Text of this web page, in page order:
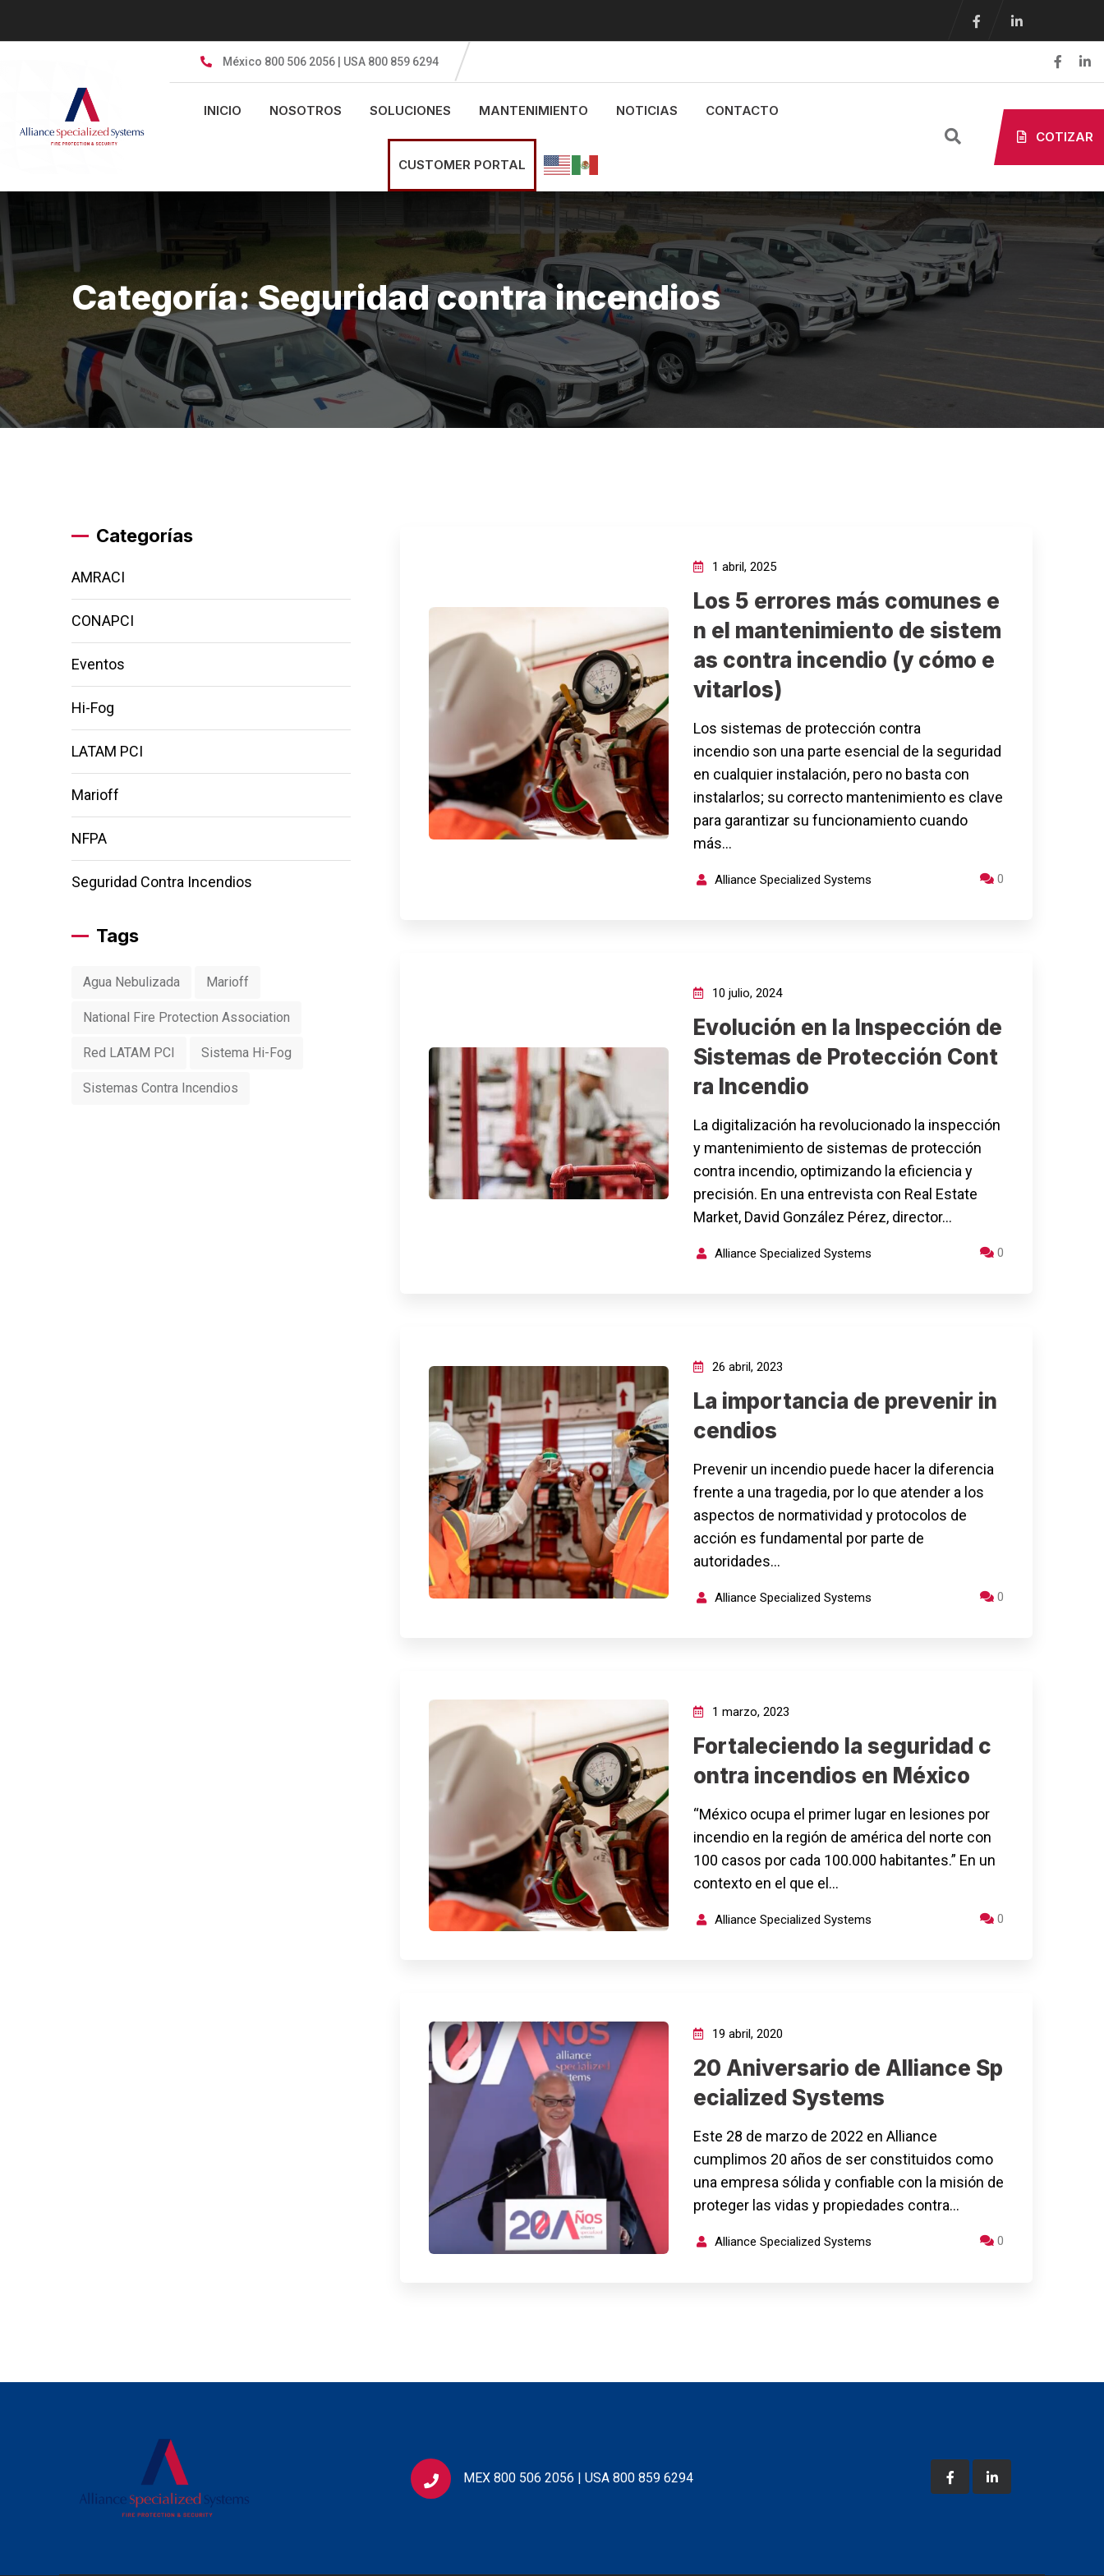
México 800 506 2056 | USA 800 859 6294
INICIO NOSOTROS SOLUCIONES MANTENIMIENTO NOTICIAS CONTACTO
CUSTOMER PORTAL
COTIZAR
Categoría:Seguridad contra incendios
Categorías
AMRACI
CONAPCI
Eventos
Hi-Fog
LATAM PCI
Marioff
NFPA
Seguridad Contra Incendios
Tags
Agua Nebulizada Marioff
National Fire Protection Association
Red LATAM PCI Sistema Hi-Fog
Sistemas Contra Incendios
1 abril, 2025
Los 5 errores más comunes e
n el mantenimiento de sistem
as contra incendio (y cómo e
vitarlos)
Los sistemas de protección contra
incendio son una parte esencial de la seguridad
en cualquier instalación, pero no basta con
instalarlos; su correcto mantenimiento es clave
para garantizar su funcionamiento cuando
más…
Alliance Specialized Systems 0
10 julio, 2024
Evolución en la Inspección de
Sistemas de Protección Cont
ra Incendio
La digitalización ha revolucionado la inspección
y mantenimiento de sistemas de protección
contra incendio, optimizando la eficiencia y
precisión. En una entrevista con Real Estate
Market, David González Pérez, director…
Alliance Specialized Systems 0
26 abril, 2023
La importancia de prevenir in
cendios
Prevenir un incendio puede hacer la diferencia
frente a una tragedia, por lo que atender a los
aspectos de normatividad y protocolos de
acción es fundamental por parte de
autoridades…
Alliance Specialized Systems 0
1 marzo, 2023
Fortaleciendo la seguridad c
ontra incendios en México
“México ocupa el primer lugar en lesiones por
incendio en la región de américa del norte con
100 casos por cada 100.000 habitantes.” En un
contexto en el que el…
Alliance Specialized Systems 0
19 abril, 2020
20 Aniversario de Alliance Sp
ecialized Systems
Este 28 de marzo de 2022 en Alliance
cumplimos 20 años de ser constituidos como
una empresa sólida y confiable con la misión de
proteger las vidas y propiedades contra…
Alliance Specialized Systems 0
MEX 800 506 2056 | USA 800 859 6294